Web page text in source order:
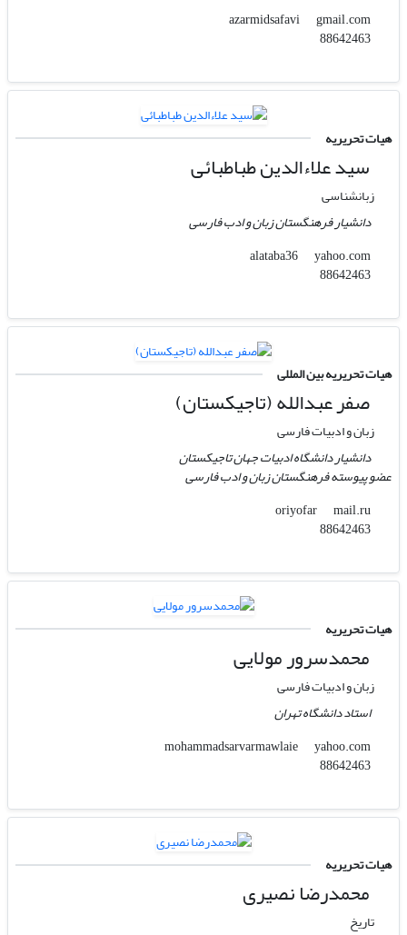
azarmidsafavi
gmail.com
88642463
هیات تحریریه
سید علاءالدین طباطبائی
زبانشناسی
دانشیار فرهنگستان زبان و ادب فارسی
alataba36
yahoo.com
88642463
هیات تحریریه بین المللی
صفر عبدالله (تاجیکستان)
زبان و ادبیات فارسی
دانشیار دانشگاه ادبیات جهان تاجیکستان
عضو پیوسته فرهنگستان زبان و ادب فارسی
oriyofar
mail.ru
88642463
هیات تحریریه
محمدسرور مولایی
زبان و ادبیات فارسی
استاد دانشگاه تهران
mohammadsarvarmawlaie
yahoo.com
88642463
هیات تحریریه
محمدرضا نصیری
تاریخ